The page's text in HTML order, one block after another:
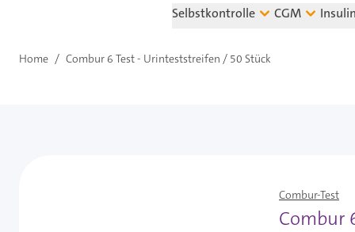
Selbstkontrolle CGM
Home / Combur 6 Test - Urinteststreifen / 50 Stück
Combur-Test
Combur